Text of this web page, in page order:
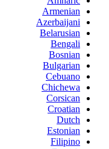
Armenian
Azerbaijani
Belarusian
Bengali
Bosnian
Bulgarian
Cebuano
Chichewa
Corsican
Croatian
Dutch
Estonian
Filipino